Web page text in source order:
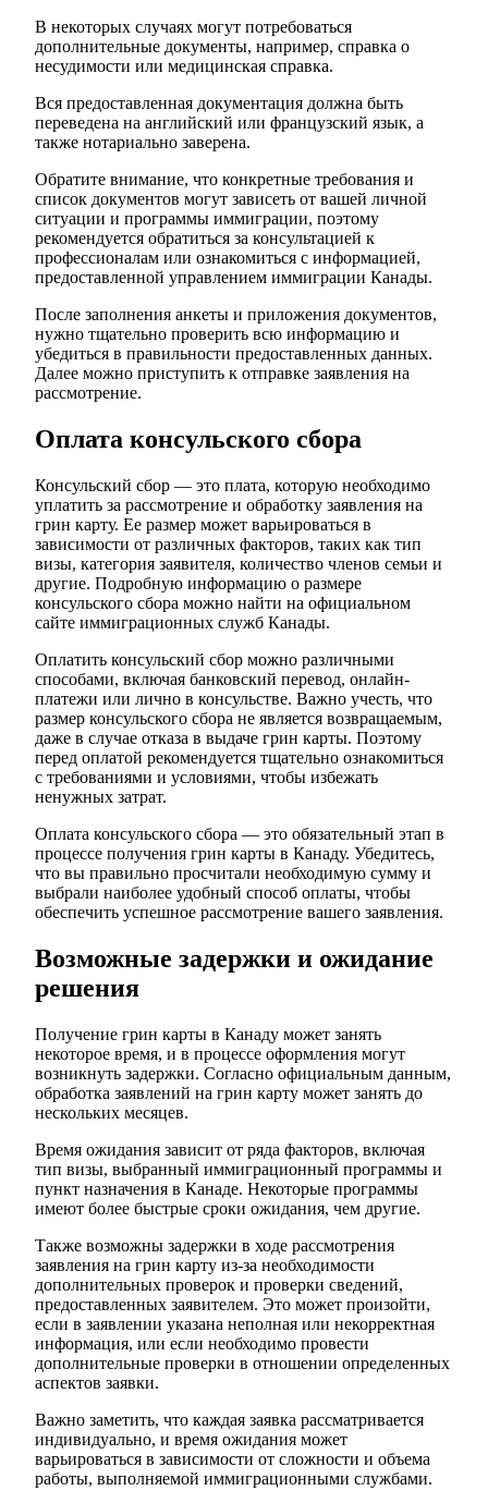
В некоторых случаях могут потребоваться
дополнительные документы, например, справка о
несудимости или медицинская справка.
Вся предоставленная документация должна быть
переведена на английский или французский язык, а
также нотариально заверена.
Обратите внимание, что конкретные требования и
список документов могут зависеть от вашей личной
ситуации и программы иммиграции, поэтому
рекомендуется обратиться за консультацией к
профессионалам или ознакомиться с информацией,
предоставленной управлением иммиграции Канады.
После заполнения анкеты и приложения документов,
нужно тщательно проверить всю информацию и
убедиться в правильности предоставленных данных.
Далее можно приступить к отправке заявления на
рассмотрение.
Оплата консульского сбора
Консульский сбор — это плата, которую необходимо
уплатить за рассмотрение и обработку заявления на
грин карту. Ее размер может варьироваться в
зависимости от различных факторов, таких как тип
визы, категория заявителя, количество членов семьи и
другие. Подробную информацию о размере
консульского сбора можно найти на официальном
сайте иммиграционных служб Канады.
Оплатить консульский сбор можно различными
способами, включая банковский перевод, онлайн-
платежи или лично в консульстве. Важно учесть, что
размер консульского сбора не является возвращаемым,
даже в случае отказа в выдаче грин карты. Поэтому
перед оплатой рекомендуется тщательно ознакомиться
с требованиями и условиями, чтобы избежать
ненужных затрат.
Оплата консульского сбора — это обязательный этап в
процессе получения грин карты в Канаду. Убедитесь,
что вы правильно просчитали необходимую сумму и
выбрали наиболее удобный способ оплаты, чтобы
обеспечить успешное рассмотрение вашего заявления.
Возможные задержки и ожидание
решения
Получение грин карты в Канаду может занять
некоторое время, и в процессе оформления могут
возникнуть задержки. Согласно официальным данным,
обработка заявлений на грин карту может занять до
нескольких месяцев.
Время ожидания зависит от ряда факторов, включая
тип визы, выбранный иммиграционный программы и
пункт назначения в Канаде. Некоторые программы
имеют более быстрые сроки ожидания, чем другие.
Также возможны задержки в ходе рассмотрения
заявления на грин карту из-за необходимости
дополнительных проверок и проверки сведений,
предоставленных заявителем. Это может произойти,
если в заявлении указана неполная или некорректная
информация, или если необходимо провести
дополнительные проверки в отношении определенных
аспектов заявки.
Важно заметить, что каждая заявка рассматривается
индивидуально, и время ожидания может
варьироваться в зависимости от сложности и объема
работы, выполняемой иммиграционными службами.